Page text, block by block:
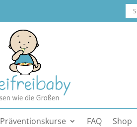
Präventionskurse FAQ Shop